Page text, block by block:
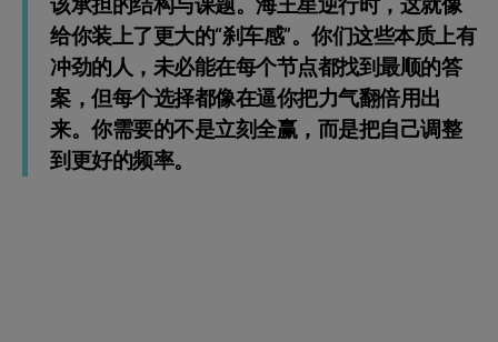
给你装上了更大的“刹车感”。你们这些本质上有
冲劲的人，未必能在每个节点都找到最顺的答
案，但每个选择都像在逼你把力气翻倍用出
来。你需要的不是立刻全赢，而是把自己调整
到更好的频率。